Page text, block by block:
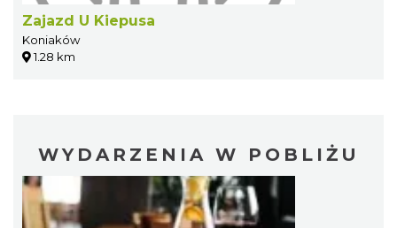
Zajazd U Kiepusa
Koniaków
1.28 km
WYDARZENIA W POBLIŻU